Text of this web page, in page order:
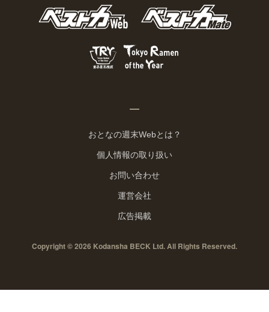
おとなの週末Webとは？
個人情報の取り扱い
お問い合わせ
運営会社
広告掲載
Copyright © 2026 Kodansha BECK Ltd. All Rights Reserved.